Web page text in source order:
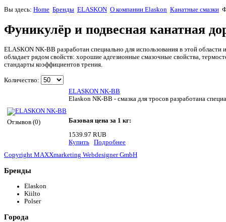
Вы здесь: Home Бренды ELASKON О компании Elaskon Канатные смазки
Фуникулёр и подвесная канатная
ELASKON NK-BB разработан специально для использования в этой
обладает рядом свойств: хорошие адгезионные смазочные свойства,
стандарты коэффициентов трения.
Количество:
Отзывов (0)
ELASKON NK-BB
Elaskon NK-BB - смазка для тросов разработана
Базовая цена за 1 кг:
1539.97 RUB
Купить
Подробнее
Copyright MAXXmarketing Webdesigner GmbH
Бренды
Elaskon
Kiilto
Polser
Города